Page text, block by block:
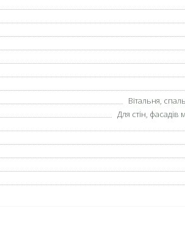
Вітальня,
Для стін,